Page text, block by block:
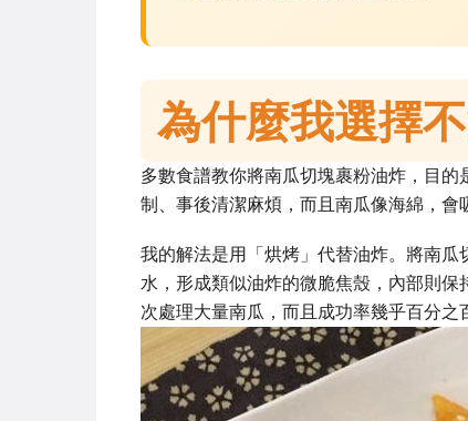
為什麼我選擇
多數食譜教你將南瓜切塊裹粉油炸，目
制、事後清潔麻煩，而且南瓜像海綿，會
我的解法是用「烘烤」代替油炸。將南
水，形成類似油炸的微脆焦殼，內部則
次處理大量南瓜，而且成功率幾乎百分之